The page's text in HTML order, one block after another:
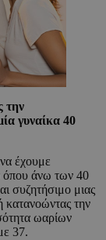
την
γυναίκα 40
έχουμε
όπου άνω των 40
συζητήσιμο μιας
κατανοώντας την
ωαρίων
37.